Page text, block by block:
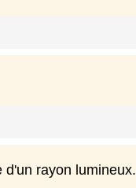
d'un rayon lumineux.